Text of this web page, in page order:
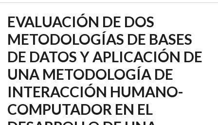
EVALUACIÓN DE DOS
METODOLOGÍAS DE BASES
DE DATOS Y APLICACIÓN DE
UNA METODOLOGÍA DE
INTERACCIÓN HUMANO-
COMPUTADOR EN EL